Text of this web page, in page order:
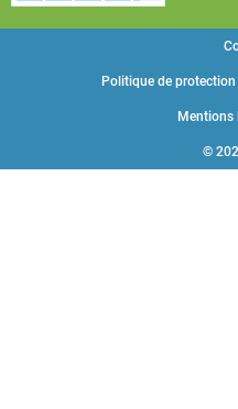
©
Mentions
Politique de